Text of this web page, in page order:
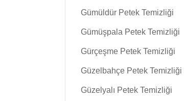
Gümüldür Petek Temizliği
Gümüşpala Petek Temizliği
Gürçeşme Petek Temizliği
Güzelbahçe Petek Temizliği
Güzelyalı Petek Temizliği